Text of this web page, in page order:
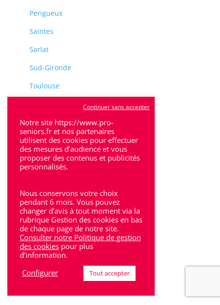
Perigueux
Saintes
Sarlat
Sud-Gironde
Toulouse
Villeneuve-Sur-Lot
Bron
Lyon
Lyon 6
Villeurbanne
Calluire
Notre site https://www.pro-
seniors.fr et nos partenaires
utilisent des cookies pour effectuer
des mesures d’audience et vous
proposer des contenus et publicités
personnalisés.
Nous conservons votre choix
pendant 6 mois. Vous pouvez
changer d’avis à tout moment via la
rubrique Gestion des cookies en bas
de chaque page de notre site.
Consulter notre Politique de gestion
des cookies pour plus
d’information.
Configurer
Continuer sans accepter
Tout accepter